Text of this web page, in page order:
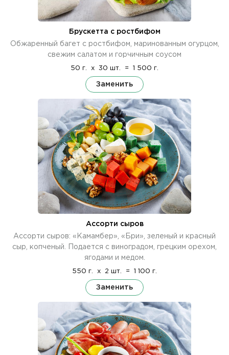
Брускетта с ростбифом
Обжаренный багет с ростбифом, маринованным огурцом,
свежим салатом и горчичным соусом
50 г. x 30 шт. = 1 500 г.
Заменить
Ассорти сыров
Ассорти сыров: «Камамбер», «Бри», зеленый и красный
сыр, копченый. Подается с виноградом, грецким орехом,
ягодами и медом.
550 г. x 2 шт. = 1 100 г.
Заменить